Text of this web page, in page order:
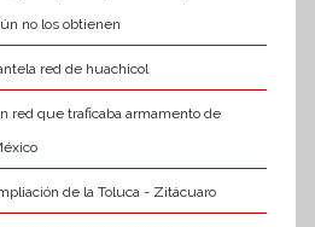
no los obtienen
red de huachicol
red que traficaba armamento de
de la Toluca - Zitácuaro